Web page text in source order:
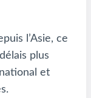
l’Asie, ce
plus
et